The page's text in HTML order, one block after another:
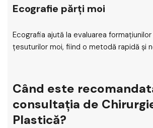
Ecografie părți moi
Ecografia ajută la evaluarea
țesuturilor moi, fiind o metodă rapidă și
Când este
consultația de
Plastică?